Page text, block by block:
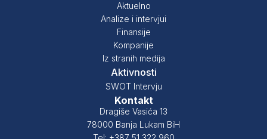
Aktuelno
Analize i intervjui
Finansije
Kompanije
Iz stranih medija
Aktivnosti
SWOT Intervju
Kontakt
Dragiše Vasića 13
78000 Banja Lukam BiH